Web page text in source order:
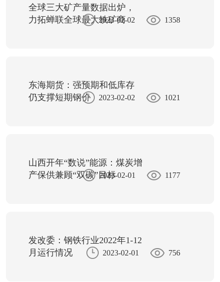
全球三大矿产量数据出炉，
力拓蝉联全球最大铁矿商
2023-02-02 1358
东海期货：强预期和低库存
仍支撑短期钢价
2023-02-02 1021
山西开年“数说”能源：煤炭增
产保供兼顾“双碳”目标2023-02-01 1177
发改委：钢铁行业2022年1-12
月运行情况
2023-02-01 756